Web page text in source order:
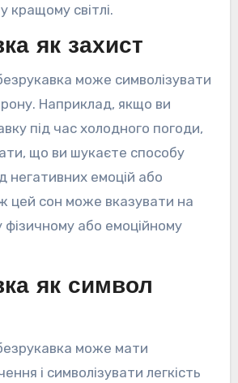
кращому світлі.
як захист
може символізувати
Наприклад, якщо ви
під час холодного погоди,
що ви шукаєте способу
негативних емоцій або
цей сон може вказувати на
або емоційному
як символ
може мати
і символізувати легкість